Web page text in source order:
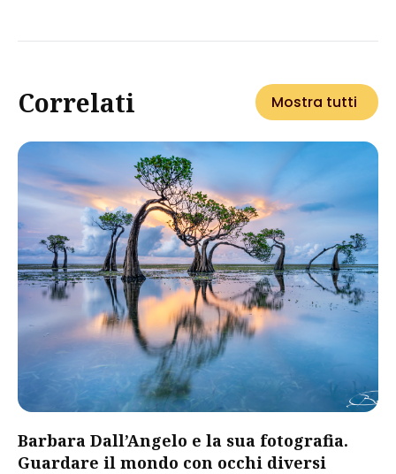
Correlati Mostra tutti
Barbara Dall’Angelo e la sua fotografia.
Guardare il mondo con occhi diversi